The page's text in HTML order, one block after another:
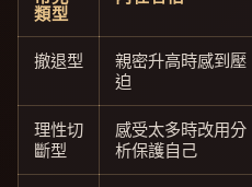
類型
撤退型
親密升高時感到壓
迫
理性切
斷型
感受太多時改用分
析保護自己